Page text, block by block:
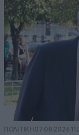
ΠΟΛΙΤΙΚΗ 07·08·2026